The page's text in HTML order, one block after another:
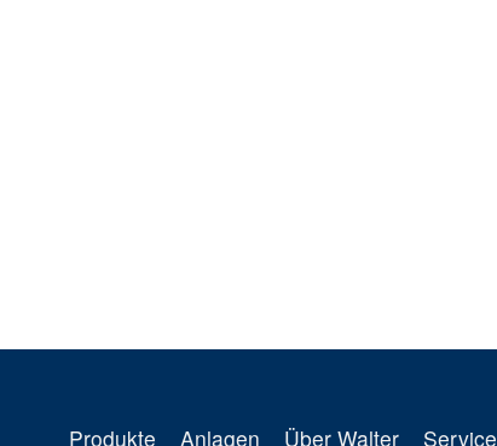
Produkte Anlagen Über Walter Service